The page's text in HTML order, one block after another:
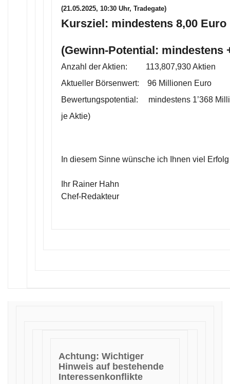
(21.05.2025, 10:30 Uhr, Tradegate)
Kursziel: mindestens 8,00 Euro
(Gewinn-Potential: mindestens
Anzahl der Aktien: 113,807,930 Aktien
Aktueller Börsenwert: 96 Millionen Euro
Bewertungspotential: mindestens 1’368
je Aktie)
In diesem Sinne wünsche ich Ihnen viel
Ihr Rainer Hahn
Chef-Redakteur
Achtung: Wichtiger
Hinweis auf bestehende
Interessenkonflikte